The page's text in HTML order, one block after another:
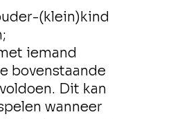
(klein)kind
iemand
bovenstaande
Dit kan
wanneer